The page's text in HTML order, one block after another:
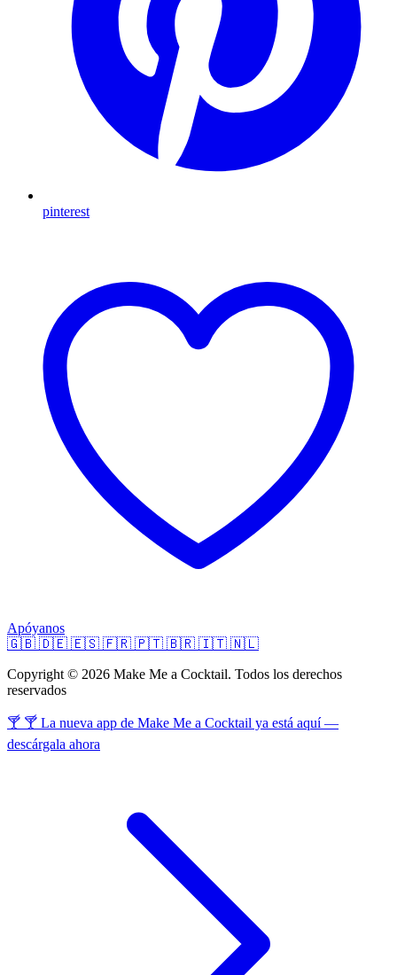
pinterest
Apóyanos
🇬🇧 🇩🇪 🇪🇸 🇫🇷 🇵🇹 🇧🇷 🇮🇹 🇳🇱
Copyright © 2026 Make Me a Cocktail. Todos los derechos
reservados
🍸 🍸 La nueva app de Make Me a Cocktail ya está aquí —
descárgala ahora